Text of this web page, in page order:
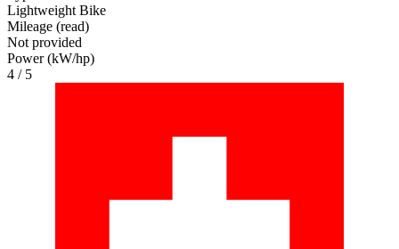
Lightweight Bike
Mileage (read)
Not provided
Power (kW/hp)
4 / 5